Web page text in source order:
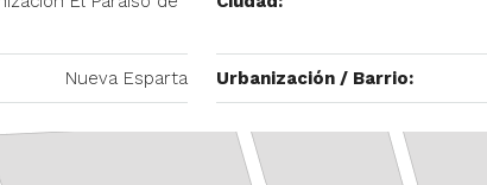
Nueva Esparta Urbanización / Barrio:
Prados del Este, Sector: Prado del
Parroquia Nuestra Señora del Rosario,
100 m²
Centro
Prados del Este,
Municipio Baruta,
Estado Miranda,